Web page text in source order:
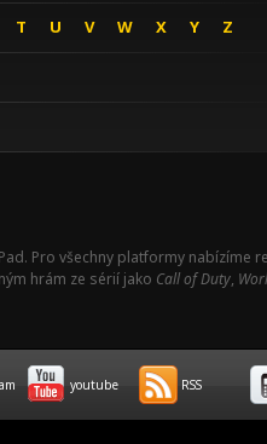
T U V W X Y Z
Pro všechny platformy nabízíme
hrám ze sérií jako Call of Duty,
youtube RSS